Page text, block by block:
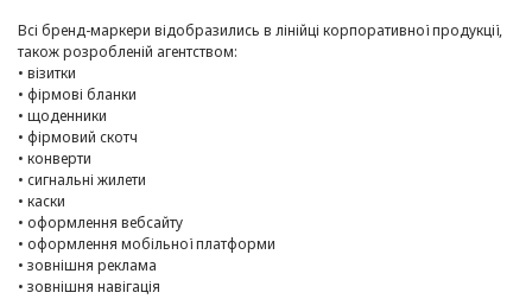
Всі бренд-маркери відобразились в лінійці корпоративної продукції,
також розробленій агентством:
• візитки
• фірмові бланки
• щоденники
• фірмовий скотч
• конверти
• сигнальні жилети
• каски
• оформлення вебсайту
• оформлення мобільної платформи
• зовнішня реклама
• зовнішня навігація